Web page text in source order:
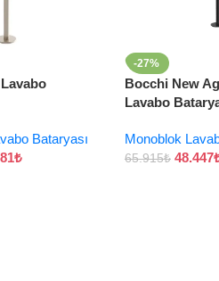
Bataryası
₺
-27%
Bocchi New
Lavabo
Monoblok
65.915₺ 48.447